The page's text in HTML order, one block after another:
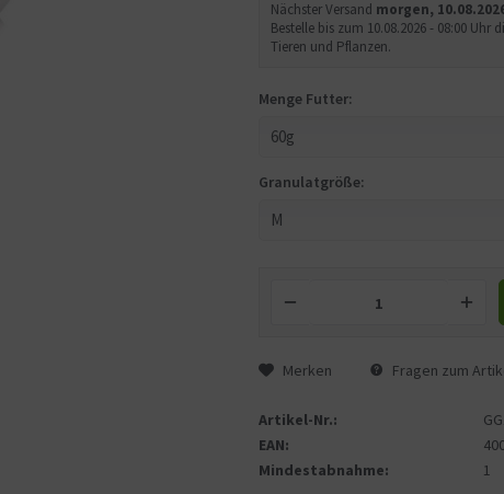
Nächster Versand morgen,
Bestelle bis zum 10.08.2026 - 08:00
Tieren und Pflanzen.
Menge Futter:
Granulatgröße:
Merken Fragen zum
Artikel-Nr.:
EAN:
Mindestabnahme:
1